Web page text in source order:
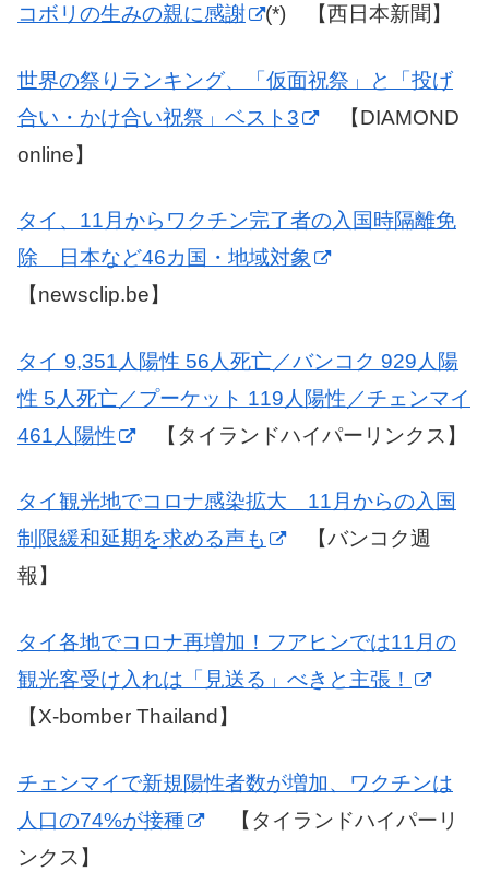
コボリの生みの親に感謝 (*) 【西日本新聞】
世界の祭りランキング、「仮面祝祭」と「投げ
合い・かけ合い祝祭」ベスト3
【DIAMOND
online】
タイ、11月からワクチン完了者の入国時隔離免
除 日本など46カ国・地域対象
【newsclip.be】
タイ 9,351人陽性 56人死亡／バンコク 929人陽
性 5人死亡／プーケット 119人陽性／チェンマイ
461人陽性
【タイランドハイパーリンクス】
タイ観光地でコロナ感染拡大 11月からの入国
制限緩和延期を求める声も
【バンコク週
報】
タイ各地でコロナ再増加！フアヒンでは11月の
観光客受け入れは「見送る」べきと主張！
【X-bomber Thailand】
チェンマイで新規陽性者数が増加、ワクチンは
人口の74%が接種
【タイランドハイパーリ
ンクス】